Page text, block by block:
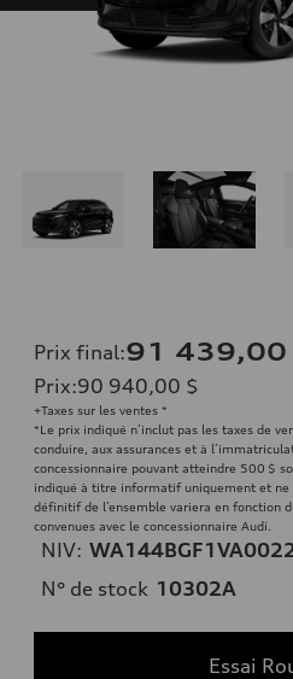
Prix final:91 439,00
Prix:90 940,00 $
+Taxes sur les ventes *
*Le prix indiqué n’inclut pas les taxes de
conduire, aux assurances et à
concessionnaire pouvant atteindre 500 $
indiqué à titre informatif uniquement et ne
définitif de l’ensemble variera en fonction
convenues avec le concessionnaire Audi.
NIV:
N° de stock 10302A
Essai